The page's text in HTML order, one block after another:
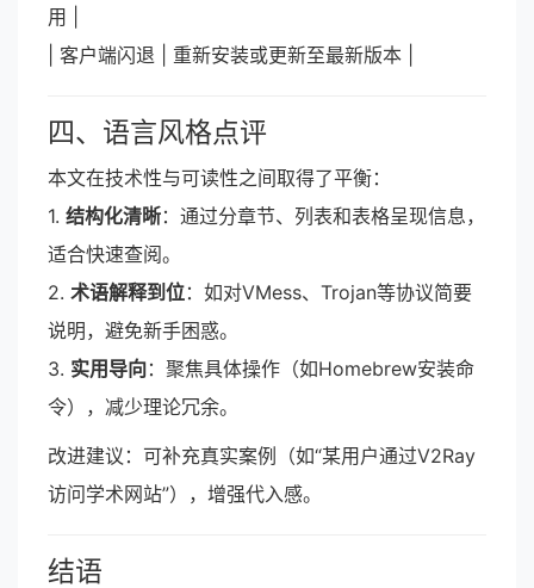
用 |
| 客户端闪退 | 重新安装或更新至最新版本 |
四、语言风格点评
本文在技术性与可读性之间取得了平衡：
1. 结构化清晰：通过分章节、列表和表格呈现信息，
适合快速查阅。
2. 术语解释到位：如对VMess、Trojan等协议简要
说明，避免新手困惑。
3. 实用导向：聚焦具体操作（如Homebrew安装命
令），减少理论冗余。
改进建议：可补充真实案例（如“某用户通过V2Ray
访问学术网站”），增强代入感。
结语